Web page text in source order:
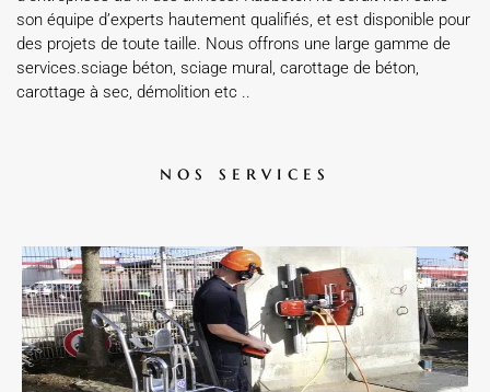
son équipe d’experts hautement qualifiés, et est disponible pour
des projets de toute taille. Nous offrons une large gamme de
services.sciage béton, sciage mural, carottage de béton,
carottage à sec, démolition etc ..
nos services